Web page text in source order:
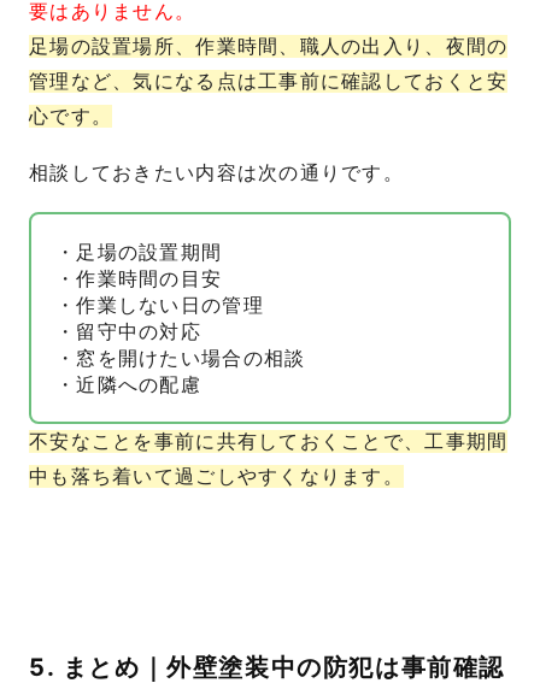
要はありません。
足場の設置場所、作業時間、職人の出入り、夜間の
管理など、気になる点は工事前に確認しておくと安
心です。
相談しておきたい内容は次の通りです。
・足場の設置期間
・作業時間の目安
・作業しない日の管理
・留守中の対応
・窓を開けたい場合の相談
・近隣への配慮
不安なことを事前に共有しておくことで、工事期間
中も落ち着いて過ごしやすくなります。
5. まとめ｜外壁塗装中の防犯は事前確認